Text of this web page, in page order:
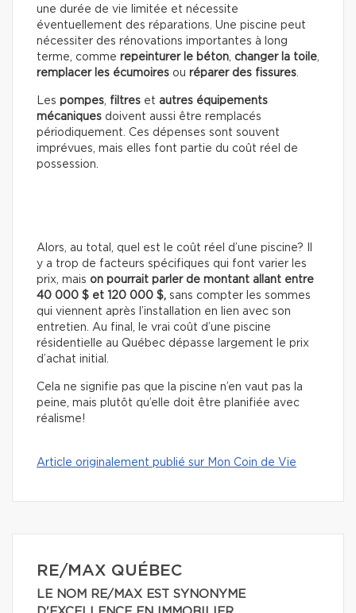
une durée de vie limitée et nécessite
éventuellement des réparations. Une piscine peut
nécessiter des rénovations importantes à long
terme, comme repeinturer le béton changer la toile
remplacer les écumoires ou réparer des fissures
Les pompes filtres et autres équipements
mécaniques doivent aussi être remplacés
périodiquement. Ces dépenses sont souvent
imprévues, mais elles font partie du coût réel de
possession.
Alors, au total, quel est le coût réel d’une piscine? Il
y a trop de facteurs spécifiques qui font varier les
prix, mais on pourrait parler de montant allant entre
40 000 $ et 120 000 $, sans compter les sommes
qui viennent après l’installation en lien avec son
entretien. Au final, le vrai coût d’une piscine
résidentielle au Québec dépasse largement le prix
d’achat initial.
Cela ne signifie pas que la piscine n’en vaut pas la
peine, mais plutôt qu’elle doit être planifiée avec
réalisme!
Article originalement publié sur Mon Coin de Vie
RE/MAX QUÉBEC
LE NOM RE/MAX EST SYNONYME